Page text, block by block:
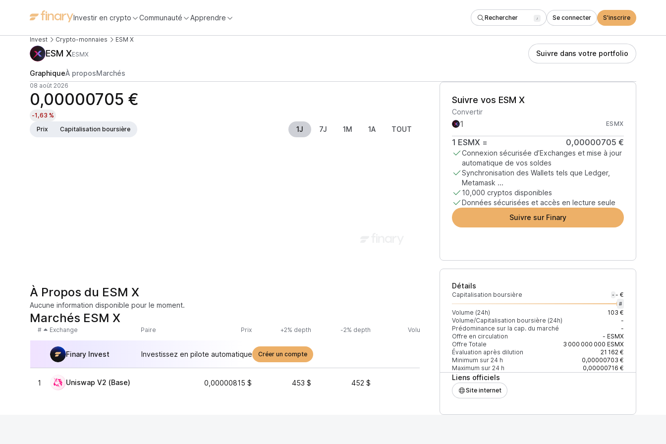
Investir en crypto Communauté Apprendre Rechercher / Se connecter S'inscrire
Invest Crypto-monnaies ESM X
ESM XESMX Suivre dans votre portfolio
GraphiqueÀ proposMarchés
08 août 2026
0,00000705 €
-1,63 %
Prix
Capitalisation boursière 1J 7J 1M 1A TOUT
Suivre vos ESM X
Convertir
ESMX
1 ESMX = 0,00000705 €
Connexion sécurisée d’Exchanges et mise à jour
automatique de vos soldes
Synchronisation des Wallets tels que Ledger,
Metamask ...
10,000 cryptos disponibles
Données sécurisées et accès en lecture seule
Suivre sur Finary
Détails
Capitalisation boursière - - €
#
Volume (24h)
103 €
Volume/Capitalisation boursière (24h)
-
Prédominance sur la cap. du marché
-
Offre en circulation
- ESMX
Offre Totale
3 000 000 000 ESMX
Évaluation après dilution
21 162 €
Minimum sur 24 h
0,00000703 €
Maximum sur 24 h
0,00000716 €
Liens officiels
Site internet
À Propos du ESM X
Aucune information disponible pour le moment.
Marchés ESM X
# Exchange Paire Prix +2% depth -2% depth Volume (24h) % du volume Confiance Mis à jour
Finary Invest Investissez en pilote automatique Créer un compte
1 Uniswap V2 (Base) 0,00000815 $ 453 $ 452 $ 100 %